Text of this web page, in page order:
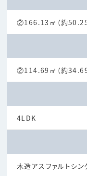
②166.13㎡（約50.25
②114.69㎡（約34.69
4LDK
木造アスファルトシ